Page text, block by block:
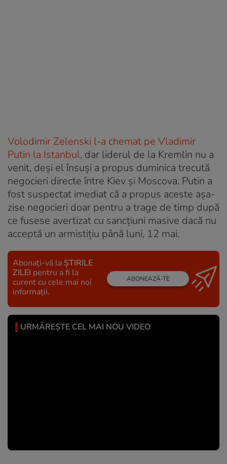
Volodimir Zelenski l-a chemat pe Vladimir
Putin la Istanbul, dar liderul de la Kremlin nu a
venit, deși el însuși a propus duminica trecută
negocieri directe între Kiev și Moscova. Putin a
fost suspectat imediat că a propus aceste așa-
zise negocieri doar pentru a trage de timp după
ce fusese avertizat cu sancțiuni masive dacă nu
acceptă un armistițiu până luni, 12 mai.
Abonați-vă la ȘTIRILE
ZILEI pentru a fi la
curent cu cele mai noi
informații.
ABONEAZĂ-TE
URMĂREȘTE CEL MAI NOU VIDEO